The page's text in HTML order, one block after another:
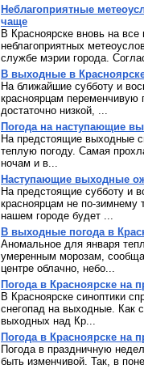
Неблагоприятные
чаще
В Красноярске вновь на
неблагоприятных
службе мэрии города.
В выходные в
На ближайшие субботу и
красноярцам переменчивую
достаточно низкой, ...
Погода на наступающие
На предстоящие выходные
теплую погоду. Самая
ночам и в...
Наступающие выходные
На предстоящие субботу и
красноярцам не по-зимнему
нашем городе будет ...
В выходные погода в
Аномальное для января
умеренным морозам,
центре облачно, небо...
Погода в Красноярске на
В Красноярcке синоптики
снегопад на выходные. Как
выходных над Кр...
Погода в Красноярске на
Погода в праздничную
быть изменчивой. Так, в